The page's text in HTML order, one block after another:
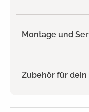
Montage und
Zubehör für dein